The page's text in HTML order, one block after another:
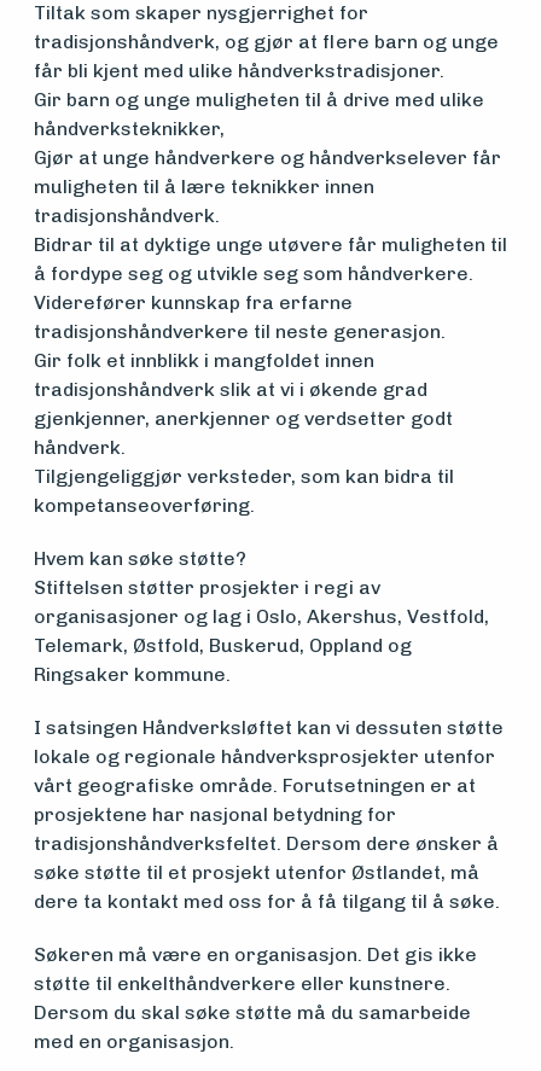
og drift
Om
foreningen
Aktuelt
Arrangementer
Tiltak som skaper nysgjerrighet for
tradisjonshåndverk, og gjør at flere barn og unge
får bli kjent med ulike håndverkstradisjoner.
Gir barn og unge muligheten til å drive med ulike
håndverksteknikker,
Gjør at unge håndverkere og håndverkselever får
muligheten til å lære teknikker innen
tradisjonshåndverk.
Bidrar til at dyktige unge utøvere får muligheten til
å fordype seg og utvikle seg som håndverkere.
Viderefører kunnskap fra erfarne
tradisjonshåndverkere til neste generasjon.
Gir folk et innblikk i mangfoldet innen
tradisjonshåndverk slik at vi i økende grad
gjenkjenner, anerkjenner og verdsetter godt
håndverk.
Tilgjengeliggjør verksteder, som kan bidra til
kompetanseoverføring.
Hvem kan søke støtte?
Stiftelsen støtter prosjekter i regi av
organisasjoner og lag i Oslo, Akershus, Vestfold,
Telemark, Østfold, Buskerud, Oppland og
Ringsaker kommune.
I satsingen Håndverksløftet kan vi dessuten støtte
lokale og regionale håndverksprosjekter utenfor
vårt geografiske område. Forutsetningen er at
prosjektene har nasjonal betydning for
tradisjonshåndverksfeltet. Dersom dere ønsker å
søke støtte til et prosjekt utenfor Østlandet, må
dere ta kontakt med oss for å få tilgang til å søke.
Søkeren må være en organisasjon. Det gis ikke
støtte til enkelthåndverkere eller kunstnere.
Dersom du skal søke støtte må du samarbeide
med en organisasjon.